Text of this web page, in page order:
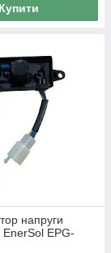
Купити
напруги
EnerSol EPG-